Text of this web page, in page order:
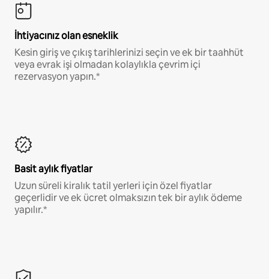
İhtiyacınız olan esneklik
Kesin giriş ve çıkış tarihlerinizi seçin ve ek bir taahhüt
veya evrak işi olmadan kolaylıkla çevrim içi
rezervasyon yapın.*
Basit aylık fiyatlar
Uzun süreli kiralık tatil yerleri için özel fiyatlar
geçerlidir ve ek ücret olmaksızın tek bir aylık ödeme
yapılır.*